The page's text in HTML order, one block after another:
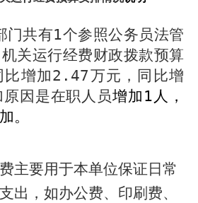
门共有1个参照公务员法管
关运行经费财政拨款预算
增加2.47万元，同比增
因是在职人员增加 1 人，
。
主要用于本单位保证日常
出，如办公费、印刷费、